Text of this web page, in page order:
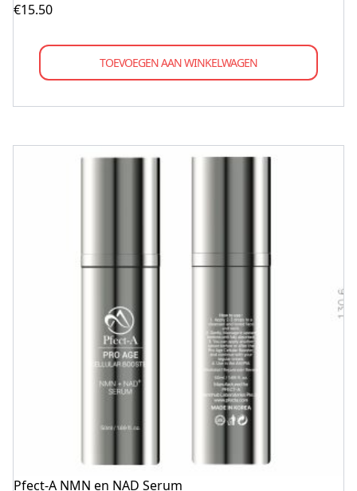
€15.50
TOEVOEGEN AAN WINKELWAGEN
Pfect-A NMN en NAD Serum